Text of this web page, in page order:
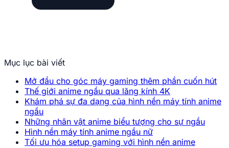
Mục lục bài viết
Mở đầu cho góc máy gaming thêm phần cuốn hút
Thế giới anime ngầu qua lăng kính 4K
Khám phá sự đa dạng của hình nền máy tính anime
ngầu
Những nhân vật anime biểu tượng cho sự ngầu
Hình nền máy tính anime ngầu nữ
Tối ưu hóa setup gaming với hình nền anime